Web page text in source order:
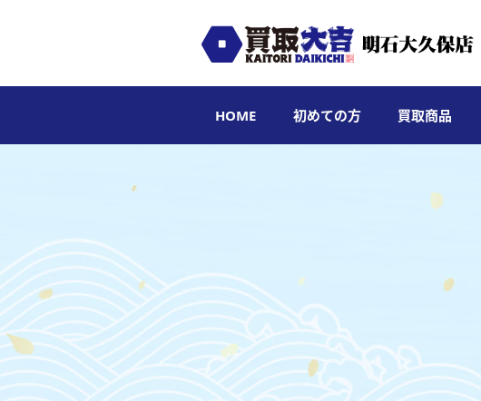
HOME 初めての方 買取商品